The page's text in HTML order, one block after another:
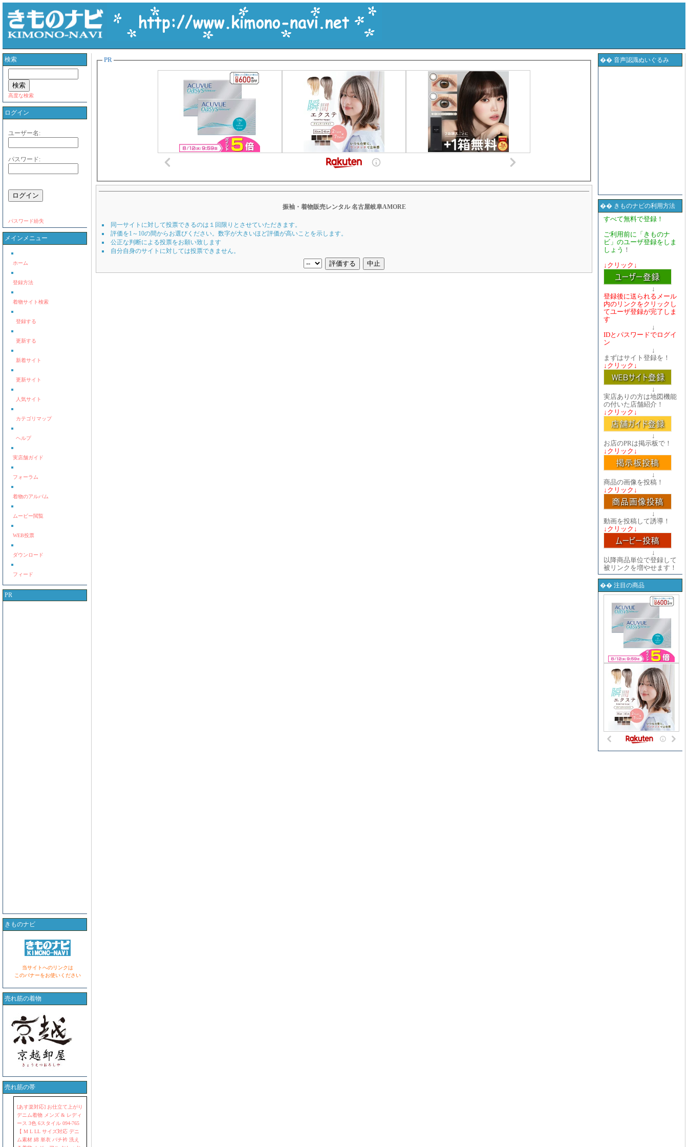
検索
高度な検索
ログイン
ユーザー名:
パスワード:
パスワード紛失
メインメニュー
ホーム
登録方法
着物サイト検索
登録する
更新する
新着サイト
更新サイト
人気サイト
カテゴリマップ
ヘルプ
実店舗ガイド
フォーラム
着物のアルバム
ムービー閲覧
WEB投票
ダウンロード
フィード
PR
きものナビ
当サイトへのリンクは
このバナーをお使いください
売れ筋の着物
売れ筋の帯
[あす楽対応] お仕立て上がり
デニム着物 メンズ & レディ
ース 3色 6スタイル 094-765
【 M L LL サイズ対応 デニ
ム素材 綿 単衣 バチ衿 洗え
PR
振袖・着物販売レンタル 名古屋岐阜AMORE
同一サイトに対して投票できるのは１回限りとさせていただきます。
評価を1～10の間からお選びください。数字が大きいほど評価が高いことを示します。
公正な判断による投票をお願い致します
自分自身のサイトに対しては投票できません。
�� 音声認識ぬいぐるみ
�� きものナビの利用方法
すべて無料で登録！
ご利用前に「きものナ
ビ」のユーザ登録をしま
しょう ！
↓クリック↓
↓
登録後に送られるメール
内のリンクをクリックし
てユーザ登録が完了しま
す
↓
IDとパスワードでログイ
ン
↓
まずはサイト登録を！
↓クリック↓
↓
実店ありの方は地図機能
の付いた店舗紹介！
↓クリック↓
↓
お店のPRは掲示板で！
↓クリック↓
↓
商品の画像を投稿！
↓クリック↓
↓
動画を投稿して誘導！
↓クリック↓
↓
以降商品単位で登録して
被リンクを増やせます！
�� 注目の商品